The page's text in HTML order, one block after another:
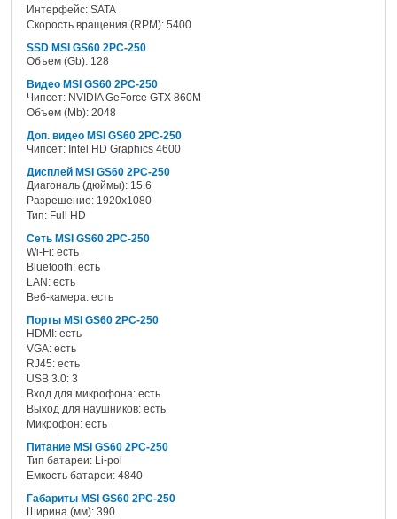
Интерфейс: SATA
Скорость вращения (RPM): 5400
SSD MSI GS60 2PC-250
Объем (Gb): 128
Видео MSI GS60 2PC-250
Чипсет: NVIDIA GeForce GTX 860M
Объем (Mb): 2048
Доп. видео MSI GS60 2PC-250
Чипсет: Intel HD Graphics 4600
Дисплей MSI GS60 2PC-250
Диагональ (дюймы): 15.6
Разрешение: 1920x1080
Тип: Full HD
Сеть MSI GS60 2PC-250
Wi-Fi: есть
Bluetooth: есть
LAN: есть
Веб-камера: есть
Порты MSI GS60 2PC-250
HDMI: есть
VGA: есть
RJ45: есть
USB 3.0: 3
Вход для микрофона: есть
Выход для наушников: есть
Микрофон: есть
Питание MSI GS60 2PC-250
Тип батареи: Li-pol
Емкость батареи: 4840
Габариты MSI GS60 2PC-250
Ширина (мм): 390